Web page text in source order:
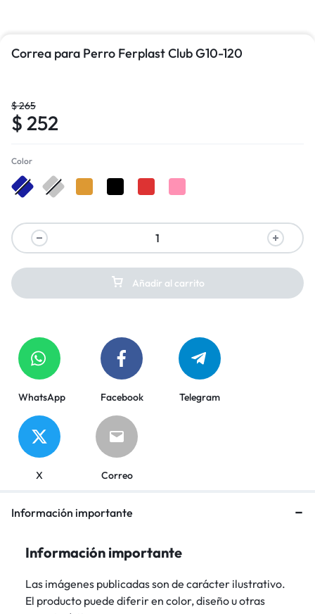
Correa para Perro Ferplast Club G10-120
$265
$ 252
Color
Añadir al carrito
WhatsApp Facebook Telegram
X Correo
Información importante
Información importante
Las imágenes publicadas son de carácter ilustrativo.
El producto puede diferir en color, diseño u otras